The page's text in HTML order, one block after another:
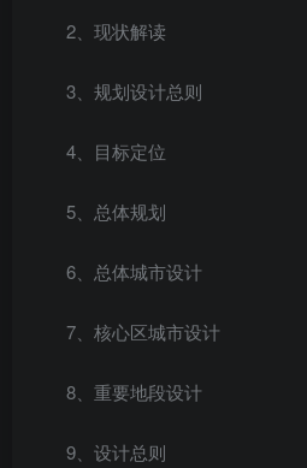
2、现状解读
3、规划设计总则
4、目标定位
5、总体规划
6、总体城市设计
7、核心区城市设计
8、重要地段设计
9、设计总则